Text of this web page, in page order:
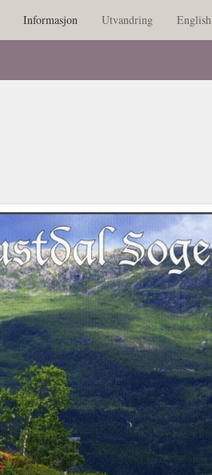
Informasjon Utvandring English